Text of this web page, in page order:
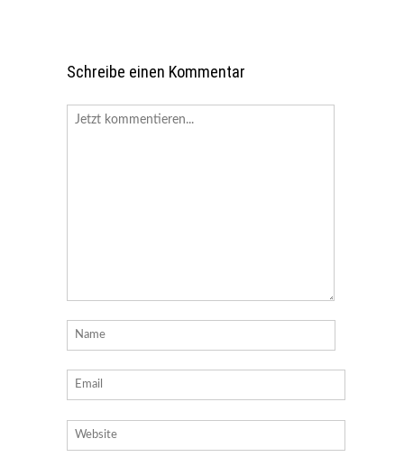
Schreibe einen Kommentar